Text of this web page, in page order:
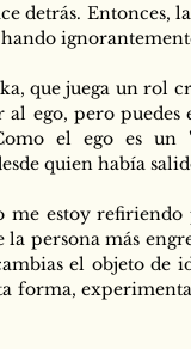
detrás. Entonces,
que juega un rol
ego, pero
el ego es un
quien había
me estoy
persona más
el objeto de
forma,